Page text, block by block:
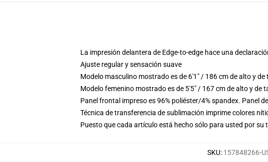
La impresión delantera de Edge-to-edge hace una
Ajuste regular y sensación suave
Modelo masculino mostrado es de 6'1" / 186 cm de alto y
Modelo femenino mostrado es de 5'5" / 167 cm de alto y de
Panel frontal impreso es 96% poliéster/4% spandex. Panel
Técnica de transferencia de sublimación imprime colores
Puesto que cada artículo está hecho sólo para usted por
SKU: 157848266-